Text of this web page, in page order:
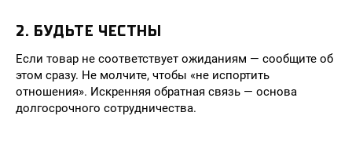
2. БУДЬТЕ ЧЕСТНЫ
Если товар не соответствует ожиданиям — сообщите об
этом сразу. Не молчите, чтобы «не испортить
отношения». Искренняя обратная связь — основа
долгосрочного сотрудничества.